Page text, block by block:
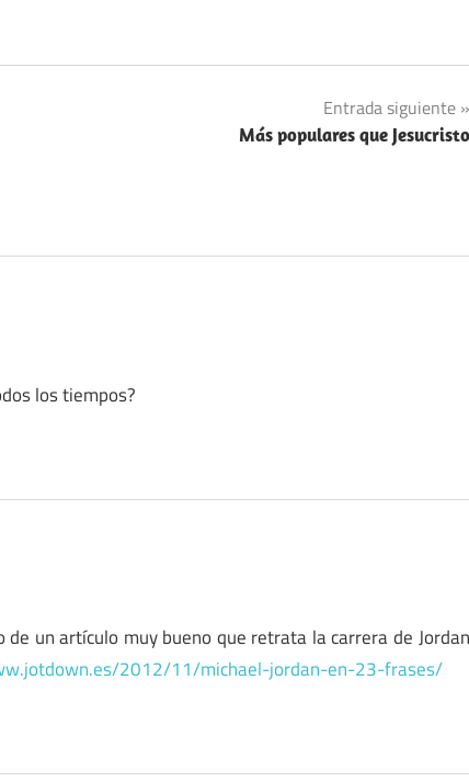
Entrada siguiente
Más populares que Jesucristo
los tiempos?
un artículo muy bueno que retrata la carrera de Jordan
2012/11/michael-jordan-en-23-frases/